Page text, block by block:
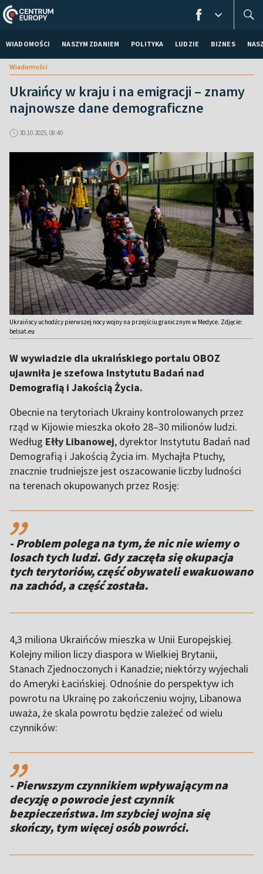
WIADOMOŚCI NASZYM ZDANIEM POLITYKA LUDZIE BIZNES
Wiadomości
Ukraińcy w kraju i na emigracji – znamy
najnowsze dane demograficzne
30.10.2025, 08:40
Ukraińscy uchodźcy pierwszej nocy wojny na przejściu granicznym w Medyce. Zdjęcie:
belsat.eu
W wywiadzie dla ukraińskiego portalu OBOZ
ujawniła je szefowa Instytutu Badań nad
Demografią i Jakością Życia.
Obecnie na terytoriach Ukrainy kontrolowanych przez
rząd w Kijowie mieszka około 28–30 milionów ludzi.
Według Ełły Libanowej, dyrektor Instytutu Badań nad
Demografią i Jakością Życia im. Mychajła Ptuchy,
znacznie trudniejsze jest oszacowanie liczby ludności
na terenach okupowanych przez Rosję:
,,
- Problem polega na tym, że nic nie wiemy o
losach tych ludzi. Gdy zaczęła się okupacja
tych terytoriów, część obywateli ewakuowano
na zachód, a część została.
4,3 miliona Ukraińców mieszka w Unii Europejskiej.
Kolejny milion liczy diaspora w Wielkiej Brytanii,
Stanach Zjednoczonych i Kanadzie; niektórzy wyjechali
do Ameryki Łacińskiej. Odnośnie do perspektyw ich
powrotu na Ukrainę po zakończeniu wojny, Libanowa
uważa, że skala powrotu będzie zależeć od wielu
czynników:
,,
- Pierwszym czynnikiem wpływającym na
decyzję o powrocie jest czynnik
bezpieczeństwa. Im szybciej wojna się
skończy, tym więcej osób powróci.